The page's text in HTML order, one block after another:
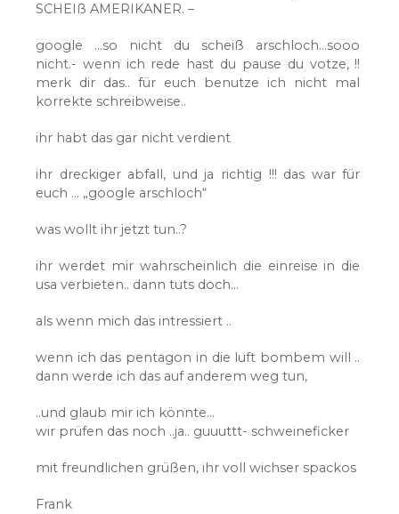
SCHEIß AMERIKANER. –
google …so nicht du scheiß arschloch…sooo
nicht.- wenn ich rede hast du pause du votze, !!
merk dir das.. für euch benutze ich nicht mal
korrekte schreibweise..
ihr habt das gar nicht verdient
ihr dreckiger abfall, und ja richtig !!! das war für
euch … „google arschloch“
was wollt ihr jetzt tun..?
ihr werdet mir wahrscheinlich die einreise in die
usa verbieten.. dann tuts doch…
als wenn mich das intressiert ..
wenn ich das pentagon in die luft bombem will ..
dann werde ich das auf anderem weg tun,
..und glaub mir ich könnte…
wir prüfen das noch ..ja.. guuuttt- schweineficker
mit freundlichen grüßen, ihr voll wichser spackos
Frank